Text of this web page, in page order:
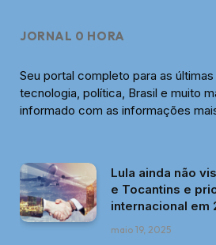
JORNAL 0 HORA
Seu portal completo para as
tecnologia, política, Brasil e muito
informado com as informações
Lula ainda não
e Tocantins e
internacional em
maio 19, 2025